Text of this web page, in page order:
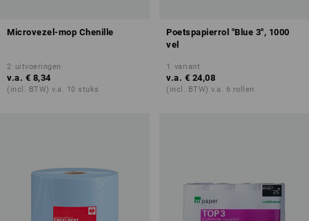
Microvezel-mop Chenille
2 uitvoeringen
v.a. € 8,34
(incl. BTW) v.a. 10 stuks
Poetspapierrol "Blue 3", 1000
vel
1 variant
v.a. € 24,08
(incl. BTW) v.a. 6 rollen